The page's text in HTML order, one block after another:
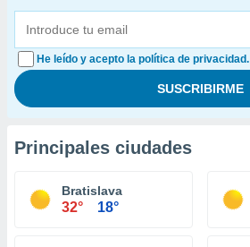
He leído y acepto la política de privacidad.
Principales ciudades
Bratislava
32° 18°